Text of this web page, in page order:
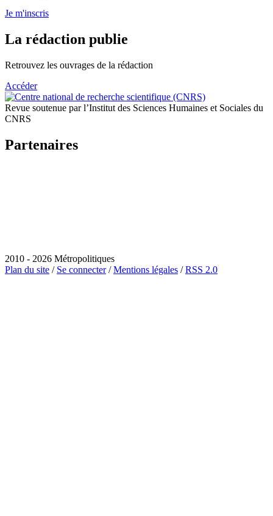
Je m'inscris
La rédaction publie
Retrouvez les ouvrages de la rédaction
Accéder
Revue soutenue par l’Institut des Sciences Humaines et Sociales du
CNRS
Partenaires
2010 - 2026 Métropolitiques
Plan du site / Se connecter/Mentions légales /RSS 2.0